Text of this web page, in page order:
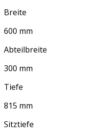
Breite
600 mm
Abteilbreite
300 mm
Tiefe
815 mm
Sitztiefe